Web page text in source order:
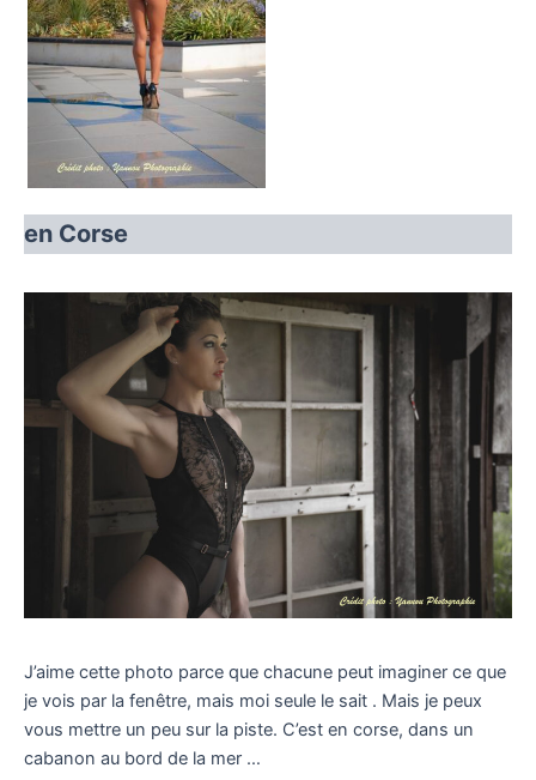
en Corse
J’aime cette photo parce que chacune peut imaginer ce que
je vois par la fenêtre, mais moi seule le sait . Mais je peux
vous mettre un peu sur la piste. C’est en corse, dans un
cabanon au bord de la mer …